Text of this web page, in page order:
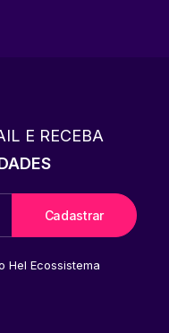
E RECEBA
Hel Ecossistema